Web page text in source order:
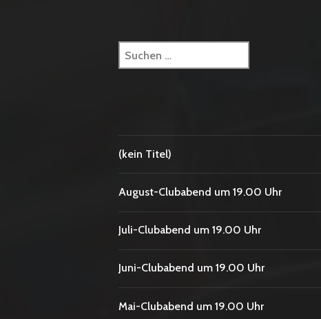
Suchen
nach:
(kein Titel)
August-Clubabend um 19.00 Uhr
Juli-Clubabend um 19.00 Uhr
Juni-Clubabend um 19.00 Uhr
Mai-Clubabend um 19.00 Uhr